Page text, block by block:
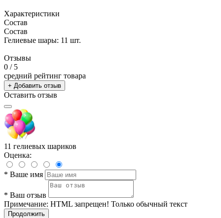
Характеристики
Состав
Состав
Гелиевые шары: 11 шт.
Отзывы
0 / 5
средний рейтинг товара
+ Добавить отзыв
Оставить отзыв
11 гелиевых шариков
Оценка:
* Ваше имя
* Ваш отзыв
Примечание: HTML запрещен! Только обычный текст
Продолжить